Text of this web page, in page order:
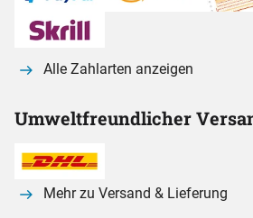
Alle Zahlarten anzeigen
Umweltfreundlicher
Mehr zu Versand & Lieferung